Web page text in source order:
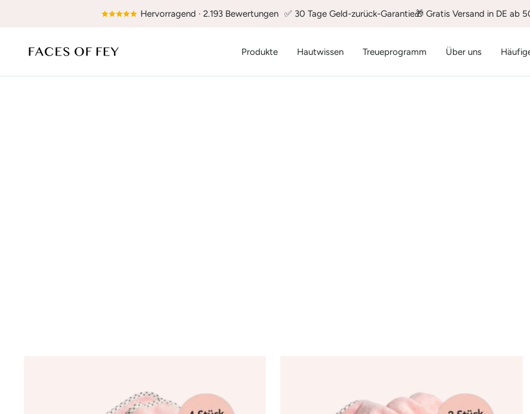
Hervorragend · 2.193 Bewertungen ✅ 30 Tage Geld-zurück-Garantie🎁 Gratis Versand in DE ab
Produkte Hautwissen Treueprogramm Über uns
FACES